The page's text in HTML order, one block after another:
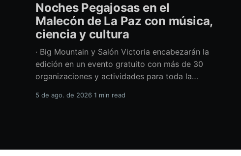
Noches Pegajosas en el
Malecón de La Paz con música,
ciencia y cultura
· Big Mountain y Salón Victoria encabezarán la
edición en un evento gratuito con más de 30
organizaciones y actividades para toda la
en vivo, divulgación científica y actividades
5 de ago. de 2026 1 min read